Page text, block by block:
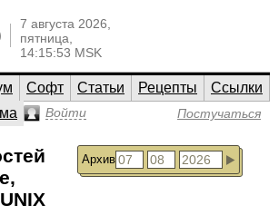
7 августа 2026,
пятница,
14:15:53 MSK
Софт Статьи Рецепты
Ссылки
Войти Постучаться
Архив